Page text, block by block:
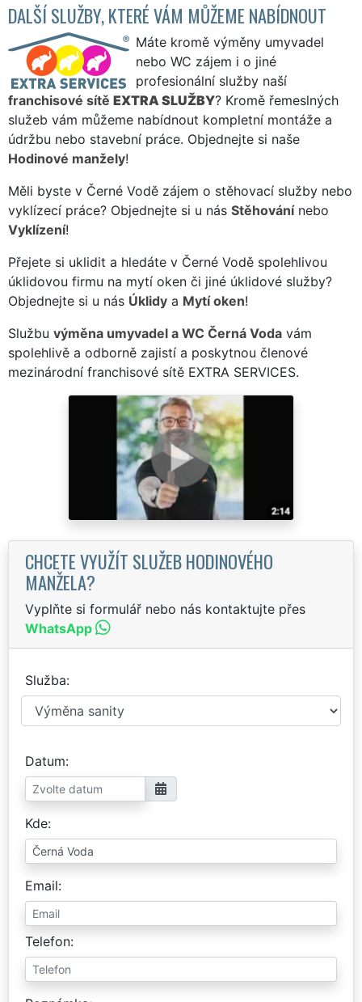
DALŠÍ SLUŽBY, KTERÉ VÁM MŮŽEME NABÍDNOUT
Máte kromě výměny umyvadel
nebo WC zájem i o jiné
profesionální služby naší
franchisové sítě EXTRA SLUŽBY? Kromě řemeslných
služeb vám můžeme nabídnout kompletní montáže a
údržbu nebo stavební práce. Objednejte si naše
Hodinové manžely!
Měli byste v Černé Vodě zájem o stěhovací služby nebo
vyklízecí práce? Objednejte si u nás Stěhovánínebo
Vyklízení!
Přejete si uklidit a hledáte v Černé Vodě spolehlivou
úklidovou firmu na mytí oken či jiné úklidové služby?
Objednejte si u nás Úklidy a Mytí oken!
Službu výměna umyvadel a WC Černá Voda vám
spolehlivě a odborně zajistí a poskytnou členové
mezinárodní franchisové sítě EXTRA SERVICES.
CHCETE VYUŽÍT SLUŽEB HODINOVÉHO
MANŽELA?
Vyplňte si formulář nebo nás kontaktujte přes
WhatsApp
Služba
Datum
Kde
Email
Telefon